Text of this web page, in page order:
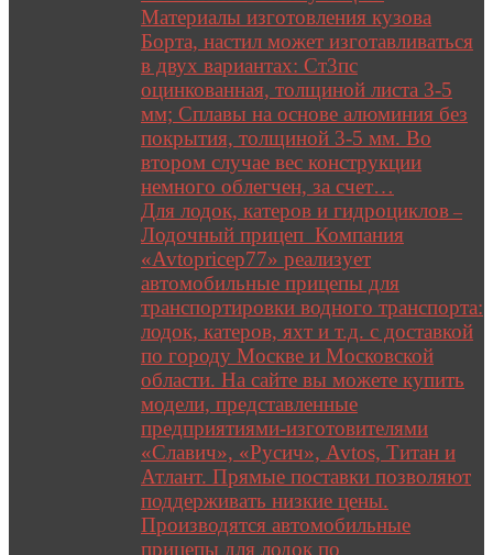
Материалы изготовления кузова
Борта, настил может изготавливаться
в двух вариантах: Ст3пс
оцинкованная, толщиной листа 3-5
мм; Сплавы на основе алюминия без
покрытия, толщиной 3-5 мм. Во
втором случае вес конструкции
немного облегчен, за счет…
Для лодок, катеров и гидроциклов –
Лодочный прицеп Компания
«Avtopricep77» реализует
автомобильные прицепы для
транспортировки водного транспорта:
лодок, катеров, яхт и т.д. с доставкой
по городу Москве и Московской
области. На сайте вы можете купить
модели, представленные
предприятиями-изготовителями
«Славич», «Русич», Avtos, Титан и
Атлант. Прямые поставки позволяют
поддерживать низкие цены.
Производятся автомобильные
прицепы для лодок по